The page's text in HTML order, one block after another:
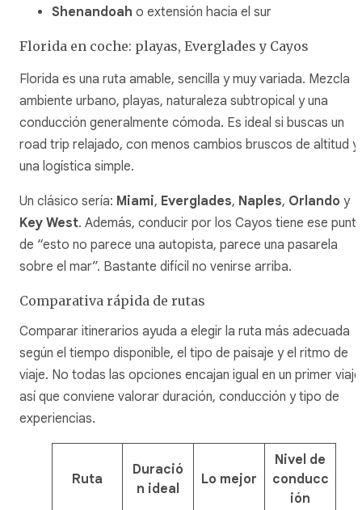
Shenandoah o extensión hacia el sur
Florida en coche: playas, Everglades y Cayos
Florida es una ruta amable, sencilla y muy variada. Mezcla
ambiente urbano, playas, naturaleza subtropical y una
conducción generalmente cómoda. Es ideal si buscas un
road trip relajado, con menos cambios bruscos de altitud y
una logística simple.
Un clásico sería: Miami, Everglades, Naples, Orlando y
Key West. Además, conducir por los Cayos tiene ese
de “esto no parece una autopista, parece una pasarela
sobre el mar”. Bastante difícil no venirse arriba.
Comparativa rápida de rutas
Comparar itinerarios ayuda a elegir la ruta más adecuada
según el tiempo disponible, el tipo de paisaje y el ritmo de
viaje. No todas las opciones encajan igual en un primer
así que conviene valorar duración, conducción y tipo de
experiencias.
Ruta
Duració
n ideal
Lo mejor
Nivel de
conducc
ión